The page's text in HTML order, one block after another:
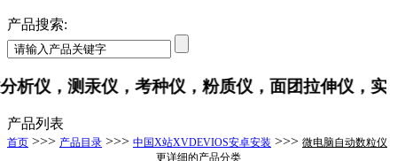
产品搜索:
仪，测汞仪，考种仪，粉质仪，面团拉伸仪，
产品列表
首页 >>> 产品目录 >>> 中国X站XVDEVIOS安卓安装 >>> 微电脑自动数粒仪
更详细的产品分类